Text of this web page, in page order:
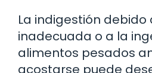
La indigestión debido
inadecuada o a la
alimentos pesados
acostarse puede